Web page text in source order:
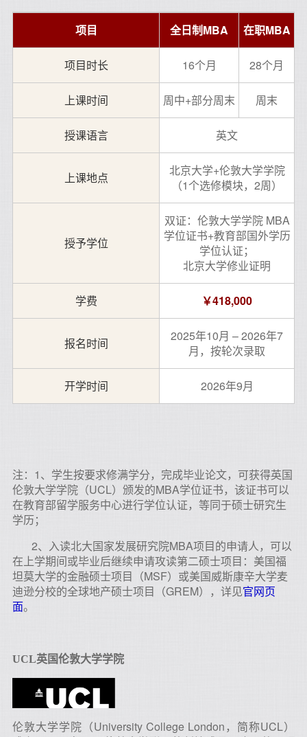
项目 全日制MBA 在职MBA
项目时长 16个月 28个月
上课时间 周中+部分周末 周末
授课语言 英文
上课地点
北京大学+伦敦大学学院
（1个选修模块，2周）
授予学位
双证：伦敦大学学院 MBA
学位证书+教育部国外学历
学位认证；
北京大学修业证明
学费 ￥418,000
报名时间
2025年10月 – 2026年7
月，按轮次录取
开学时间 2026年9月
注：1、学生按要求修满学分，完成毕业论文，可获得英国
伦敦大学学院（UCL）颁发的MBA学位证书，该证书可以
在教育部留学服务中心进行学位认证，等同于硕士研究生
学历；
2、入读北大国家发展研究院MBA项目的申请人，可以
在上学期间或毕业后继续申请攻读第二硕士项目：美国福
坦莫大学的金融硕士项目（MSF）或美国威斯康辛大学麦
迪逊分校的全球地产硕士项目（GREM），详见官网页
面。
UCL英国伦敦大学学院
伦敦大学学院（University College London，简称UCL）